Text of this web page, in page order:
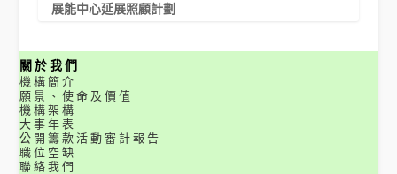
展能中心延展照顧計劃
關於我們
機構簡介
願景、使命及價值
機構架構
大事年表
公開籌款活動審計報告
職位空缺
聯絡我們